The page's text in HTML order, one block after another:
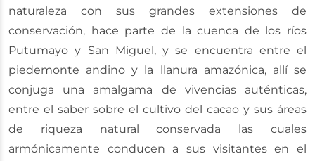
naturaleza con sus grandes extensiones de
conservación, hace parte de la cuenca de los ríos
Putumayo y San Miguel, y se encuentra entre el
piedemonte andino y la llanura amazónica, allí se
conjuga una amalgama de vivencias auténticas,
entre el saber sobre el cultivo del cacao y sus áreas
de riqueza natural conservada las cuales
armónicamente conducen a sus visitantes en el